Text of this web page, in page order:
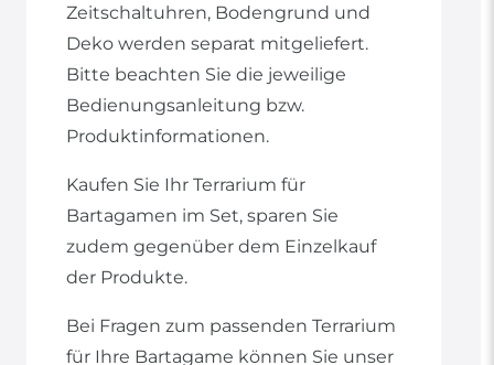
Zeitschaltuhren, Bodengrund und
Deko werden separat mitgeliefert.
Bitte beachten Sie die jeweilige
Bedienungsanleitung bzw.
Produktinformationen.
Kaufen Sie Ihr Terrarium für
Bartagamen im Set, sparen Sie
zudem gegenüber dem Einzelkauf
der Produkte.
Bei Fragen zum passenden Terrarium
für Ihre Bartagame können Sie unser